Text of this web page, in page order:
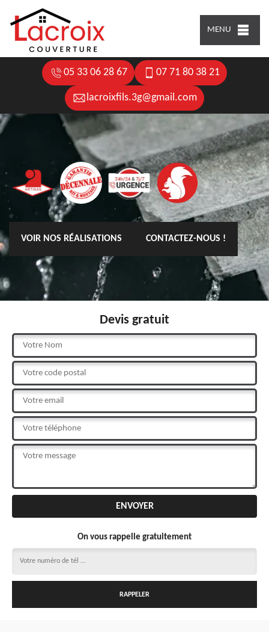
MENU
05 33 06 28 67 07 71 80 38 21
lacroixfils.3g@gmail.com
VOIR NOS RÉALISATIONS CONTACTEZ-NOUS !
Devis gratuit
On vous rappelle gratuitement